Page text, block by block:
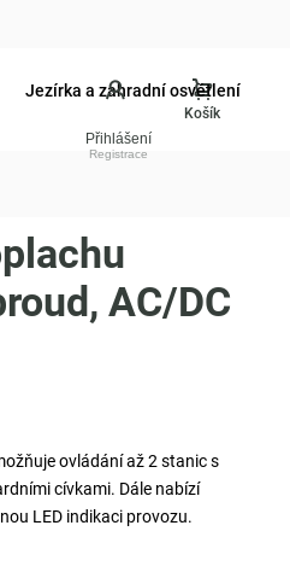
Přihlášení
Jezírka a zahradní osvětlení
AC/DC
ovládání až 2 stanic s
cívkami. Dále nabízí
LED indikaci provozu.